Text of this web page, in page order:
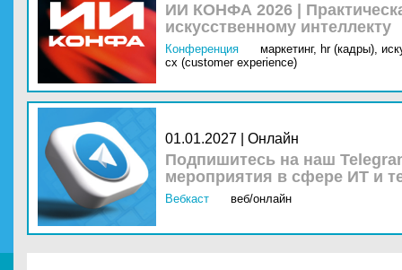
ИИ КОНФА 2026 |
искусственному интеллекту
Конференция маркетинг, hr (кадры),
cx (customer experience)
01.01.2027 | Онлайн
Подпишитесь на наш
мероприятия в сфере ИТ и
Вебкаст веб/онлайн